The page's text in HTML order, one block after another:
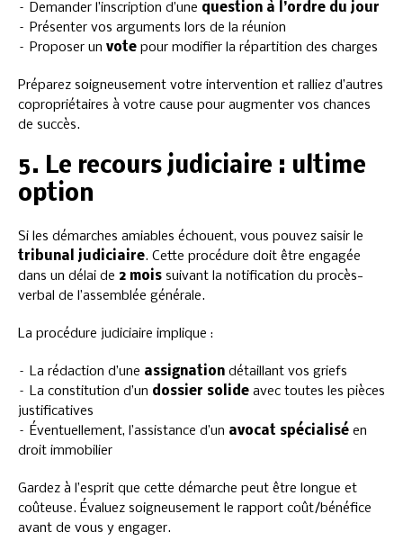
– Demander l’inscription d’une question à l’ordre du jour
– Présenter vos arguments lors de la réunion
– Proposer un vote pour modifier la répartition des charges
Préparez soigneusement votre intervention et ralliez d’autres
copropriétaires à votre cause pour augmenter vos chances
de succès.
5. Le recours judiciaire : ultime
option
Si les démarches amiables échouent, vous pouvez saisir le
tribunal judiciaire. Cette procédure doit être engagée
dans un délai de 2 mois suivant la notification du procès-
verbal de l’assemblée générale.
La procédure judiciaire implique :
– La rédaction d’une assignation détaillant vos griefs
– La constitution d’un dossier solide avec toutes les pièces
justificatives
– Éventuellement, l’assistance d’un avocat spécialisé en
droit immobilier
Gardez à l’esprit que cette démarche peut être longue et
coûteuse. Évaluez soigneusement le rapport coût/bénéfice
avant de vous y engager.